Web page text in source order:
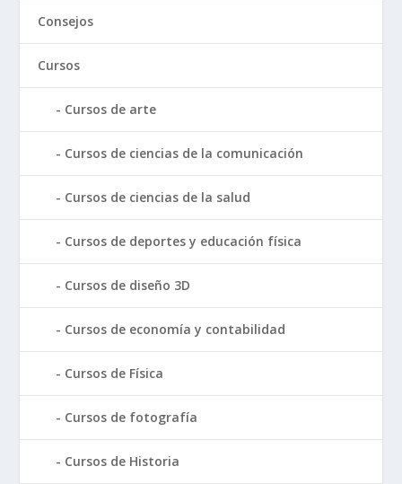
Consejos
Cursos
Cursos de arte
Cursos de ciencias de la comunicación
Cursos de ciencias de la salud
Cursos de deportes y educación física
Cursos de diseño 3D
Cursos de economía y contabilidad
Cursos de Física
Cursos de fotografía
Cursos de Historia